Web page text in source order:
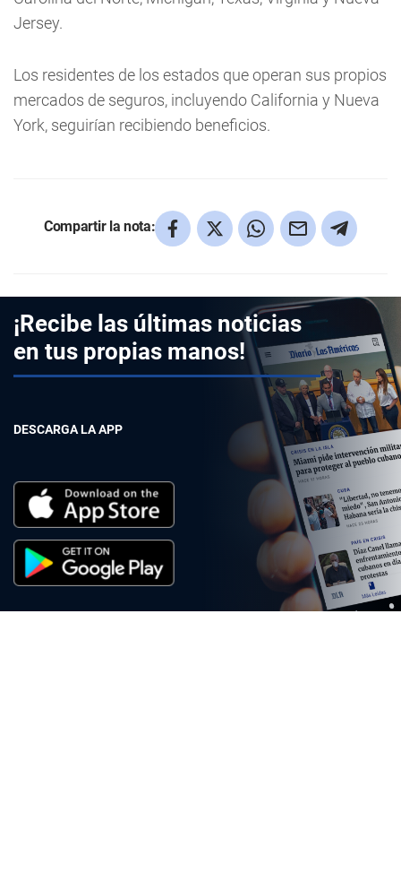
Jersey.
Los residentes de los estados que operan sus propios
mercados de seguros, incluyendo California y Nueva
York, seguirían recibiendo beneficios.
Compartir la nota:
¡Recibe las últimas noticias
en tus propias manos!
DESCARGA LA APP